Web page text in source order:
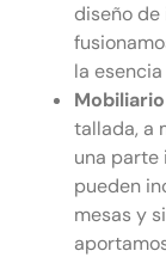
diseño
la
tallada, a
una parte
pueden
mesas y